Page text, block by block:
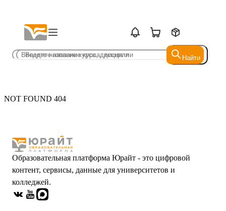
Найти
Найти
NOT FOUND 404
Образовательная платформа Юрайт - это цифровой
контент, сервисы, данные для университетов и
колледжей.